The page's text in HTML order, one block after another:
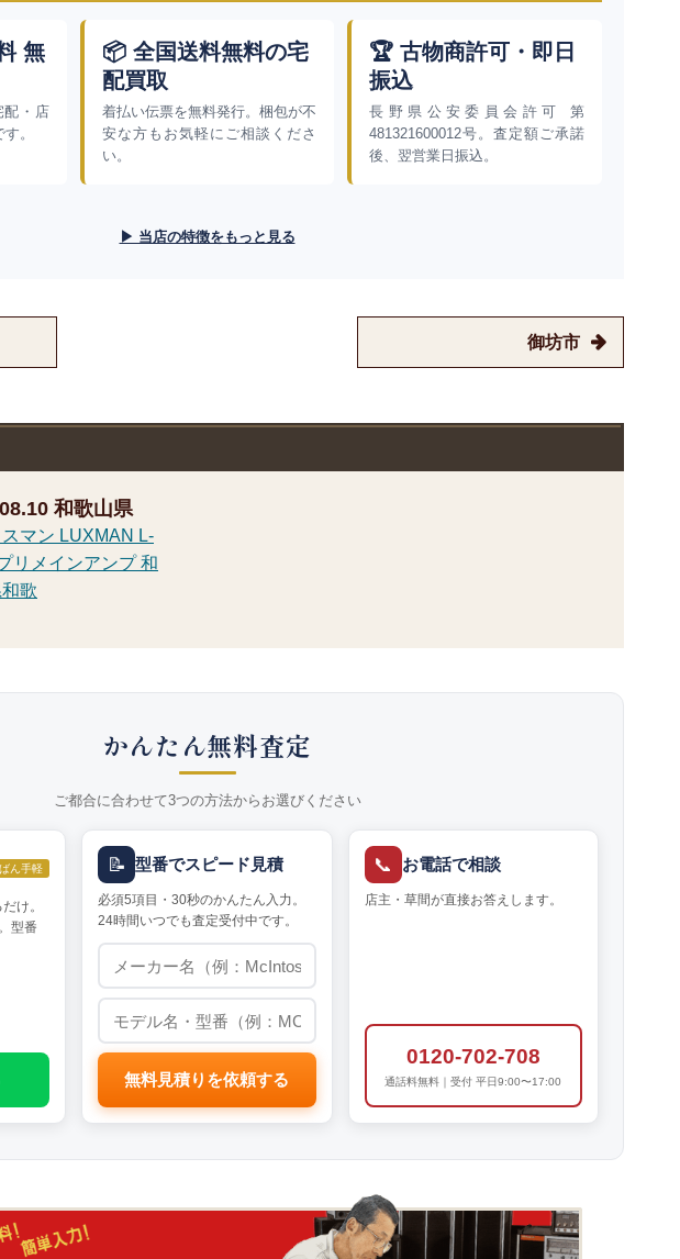
無
配・店
。
📦 全国送料無料の宅
配買取
着払い伝票を無料発行。梱包が不
安な方もお気軽にご相談くださ
い。
🏆 古物商許可・即日
振込
長野県公安委員会許可 第
481321600012号。査定額ご承諾
後、翌営業日振込。
▶ 当店の特徴をもっと見る
御坊市
和歌山県
マン LUXMAN L-
リメインアンプ 和
歌
かんたん無料査定
ご都合に合わせて3つの方法からお選びください
ん手軽
け。
型番
📝 型番でスピード見積
必須5項目・30秒のかんたん入力。
24時間いつでも査定受付中です。
無料見積りを依頼する
📞 お電話で相談
店主・草間が直接お答えします。
0120-702-708
通話料無料｜受付 平日9:00〜17:00